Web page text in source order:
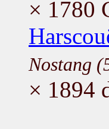
× 1780
Nostang
× 1894